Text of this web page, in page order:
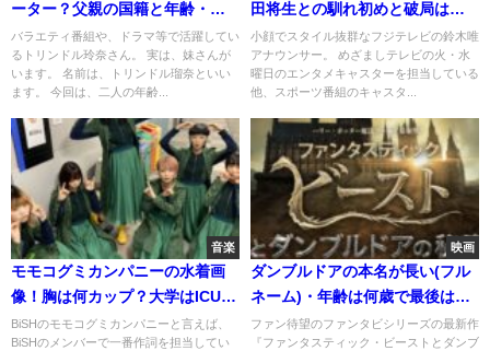
ーター？父親の国籍と年齢・学
歴・熱愛彼氏は？
バラエティ番組や、ドラマ等で活躍してい
るトリンドル玲奈さん。 実は、妹さんが
います。 名前は、トリンドル瑠奈といい
ます。 今回は、二人の年齢...
田将生との馴れ初めと破局はホ
ント？
小顔でスタイル抜群なフジテレビの鈴木唯
アナウンサー。 めざましテレビの火・水
曜日のエンタメキャスターを担当している
他、スポーツ番組のキャスタ...
音楽
モモコグミカンパニーの水着画
像！胸は何カップ？大学はICUで
作詞曲は？
BiSHのモモコグミカンパニーと言えば、
BiSHのメンバーで一番作詞を担当してい
映画
ダンブルドアの本名が長い(フル
ネーム)・年齢は何歳で最後はど
うなった？
ファン待望のファンタビシリーズの最新作
『ファンタスティック・ビーストとダンブ